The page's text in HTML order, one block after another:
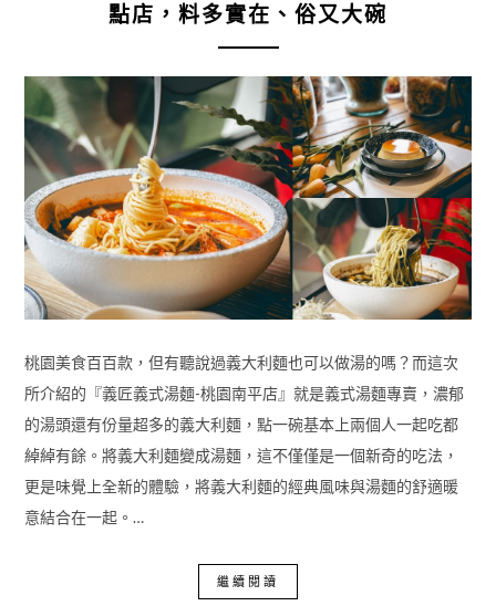
點店，料多實在、俗又大碗
桃園美食百百款，但有聽說過義大利麵也可以做湯的嗎？而這次
所介紹的『義匠義式湯麵-桃園南平店』就是義式湯麵專賣，濃郁
的湯頭還有份量超多的義大利麵，點一碗基本上兩個人一起吃都
綽綽有餘。將義大利麵變成湯麵，這不僅僅是一個新奇的吃法，
更是味覺上全新的體驗，將義大利麵的經典風味與湯麵的舒適暖
意結合在一起。…
繼續閱讀